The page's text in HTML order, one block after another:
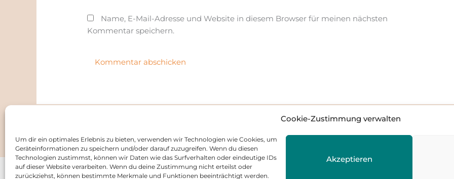
Cookie-Zustimmung verwalten
Um dir ein optimales Erlebnis zu bieten, verwenden wir Technologien wie Cookies, um
Geräteinformationen zu speichern und/oder darauf zuzugreifen. Wenn du diesen
Technologien zustimmst, können wir Daten wie das Surfverhalten oder eindeutige IDs
auf dieser Website verarbeiten. Wenn du deine Zustimmung nicht erteilst oder
zurückziehst, können bestimmte Merkmale und Funktionen beeinträchtigt werden.
Akzeptieren
Name, E-Mail-Adresse und Website in diesem Browser für meinen nächsten
Kommentar speichern.
Kontakt Cookie-Richtlinie (EU)